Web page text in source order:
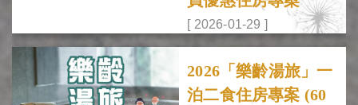
[ 2026-01-29 ]
2026「樂齡湯旅」一
泊二食住房專案 (60